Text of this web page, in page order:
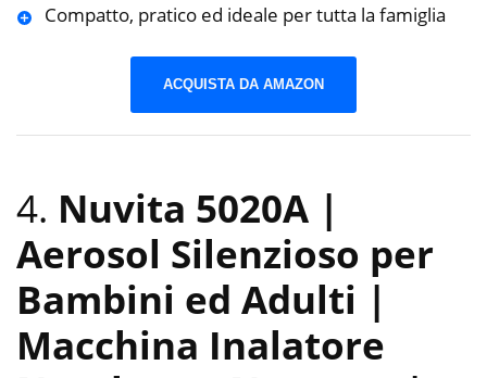
Compatto, pratico ed ideale per tutta la famiglia
ACQUISTA DA AMAZON
4. Nuvita 5020A |
Aerosol Silenzioso per
Bambini ed Adulti |
Macchina Inalatore